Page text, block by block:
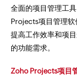
全面的项目管理工
Projects项目管理软
提高工作效率和项
的功能需求。
Zoho Projects项目